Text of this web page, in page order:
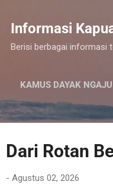
Informasi
Berisi berbagai informasi
KAMUS DAYAK NGAJU
Dari Rotan
- Agustus 02, 2026